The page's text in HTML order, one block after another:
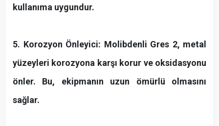
kullanıma uygundur.
5. Korozyon Önleyici: Molibdenli Gres 2, metal
yüzeyleri korozyona karşı korur ve oksidasyonu
önler. Bu, ekipmanın uzun ömürlü olmasını
sağlar.